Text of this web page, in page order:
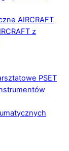
AIRCRAFT
z
PSET